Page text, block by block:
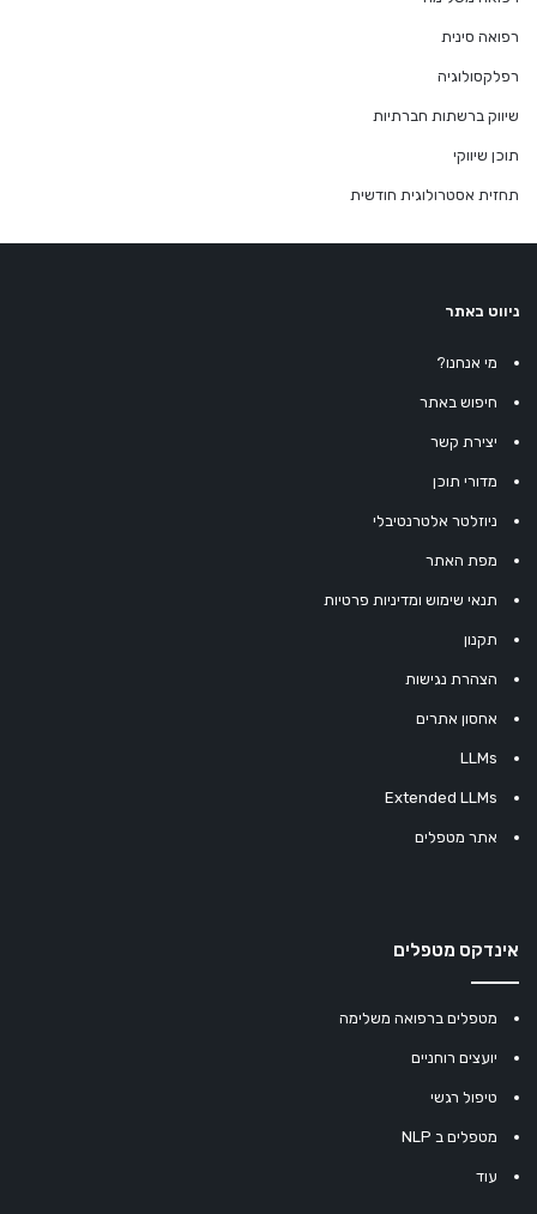
רפואה סינית
רפלקסולוגיה
שיווק ברשתות חברתיות
תוכן שיווקי
תחזית אסטרולוגית חודשית
ניווט באתר
מי אנחנו?
חיפוש באתר
יצירת קשר
מדורי תוכן
ניוזלטר אלטרנטיבלי
מפת האתר
תנאי שימוש ומדיניות פרטיות
תקנון
הצהרת נגישות
אחסון אתרים
LLMs
Extended LLMs
אתר מטפלים
אינדקס מטפלים
מטפלים ברפואה משלימה
יועצים רוחניים
טיפול רגשי
מטפלים ב NLP
עוד